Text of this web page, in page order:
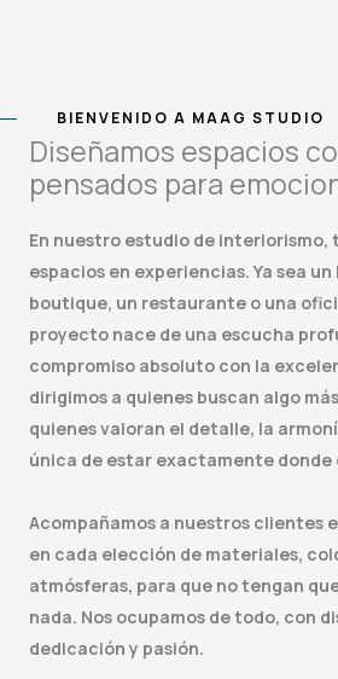
BIENVENIDO A MAAG STUDIO
Diseñamos espacios
pensados para
En nuestro estudio de interiorismo,
espacios en experiencias. Ya sea un
boutique, un restaurante o una
proyecto nace de una escucha
compromiso absoluto con la
dirigimos a quienes buscan algo
quienes valoran el detalle, la
única de estar exactamente donde
Acompañamos a nuestros clientes
en cada elección de materiales,
atmósferas, para que no tengan
nada. Nos ocupamos de todo, con
dedicación y pasión.